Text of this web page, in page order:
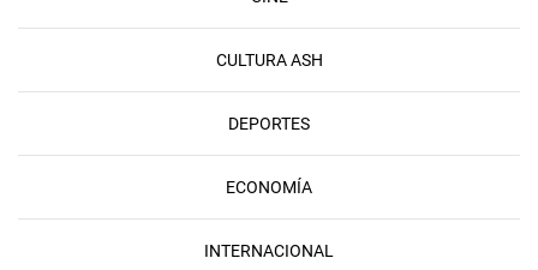
CULTURA ASH
DEPORTES
ECONOMÍA
INTERNACIONAL